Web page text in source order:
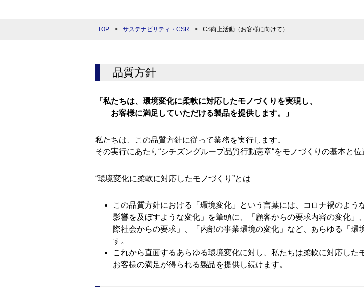
TOP > サステナビリティ・CSR > CS向上活動（お客様に向けて）
品質方針
「私たちは、環境変化に柔軟に対応したモノづくりを実現し、
お客様に満足していただける製品を提供します。」
私たちは、この品質方針に従って業務を実行します。
その実行にあたり “シチズングループ品質行動憲章“をモノづくりの基本と位
“環境変化に柔軟に対応したモノづくり”とは
この品質方針における「環境変化」という言葉には、コロナ禍のよう
影響を及ぼすような変化」を筆頭に、「顧客からの要求内容の変化」
際社会からの要求」、「内部の事業環境の変化」など、あらゆる「環
す。
これから直面するあらゆる環境変化に対し、私たちは柔軟に対応した
お客様の満足が得られる製品を提供し続けます。